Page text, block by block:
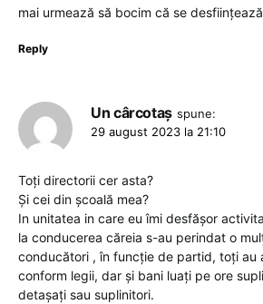
mai urmează să bocim că se
Reply
Un cârcotaș spune:
29 august 2023 la 21:10
Toți directorii cer asta?
Și cei din școală mea?
In unitatea in care eu îmi desfășor
la conducerea căreia s-au perindat o
conducători , în funcție de partid, toți au
conform legii, dar și bani luați pe ore
detașați sau suplinitori.